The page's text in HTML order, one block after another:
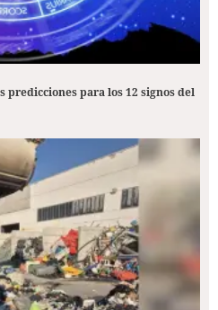
predicciones para los 12 signos del